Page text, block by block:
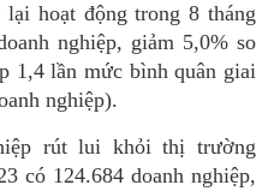
hoạt động trong 8 tháng
nghiệp, giảm 5,0% so
1,4 lần mức bình quân giai
nghiệp).
rút lui khỏi thị trường
có 124.684 doanh nghiệp,